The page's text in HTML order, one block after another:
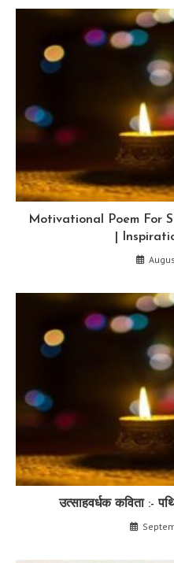
Motivational Poem For
|
उत्साहवर्धक कविता :-